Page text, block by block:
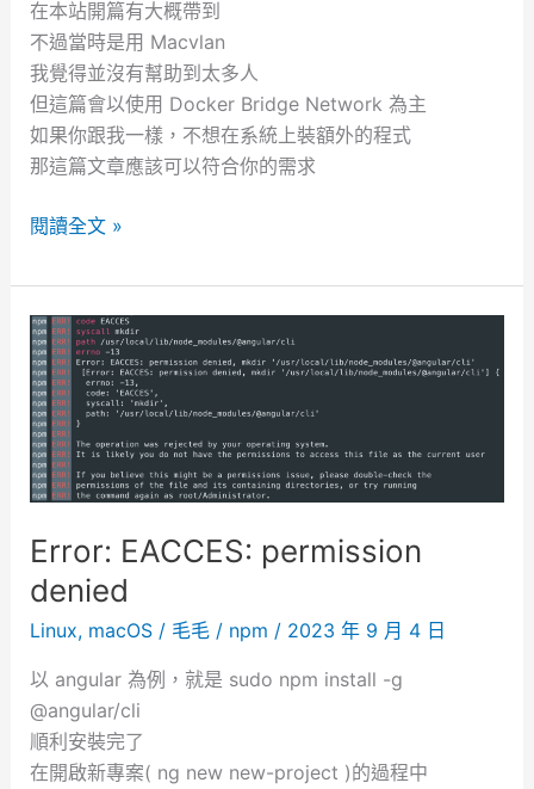
k
e
r
效
能
在本站開篇有大概帶到
不過當時是用 Macvlan
我覺得並沒有幫助到太多人
但這篇會以使用 Docker Bridge Network 為主
如果你跟我一樣，不想在系統上裝額外的程式
那這篇文章應該可以符合你的需求
L
t
’
s
E
n
c
r
y
p
t
申
請
程
閱讀全文 »
Error: EACCES: permission
denied
Linux, macOS/ 毛毛 / npm / 2023 年 9 月 4 日
以 angular 為例，就是 sudo npm install -g
@angular/cli
順利安裝完了
在開啟新專案( ng new new-project )的過程中